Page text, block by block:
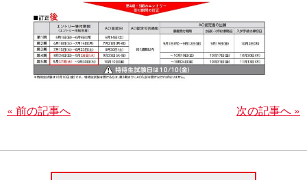
« 前の記事へ 次の記事へ »